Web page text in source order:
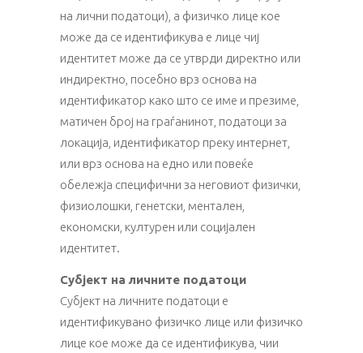
на лични податоци), а физичко лице кое
може да се идентификува е лице чиј
идентитет може да се утврди директно или
индиректно, посебно врз основа на
идентификатор како што се име и презиме,
матичен број на граѓанинот, податоци за
локација, идентификатор преку интернет,
или врз основа на едно или повеќе
обележја специфични за неговиот физички,
физиолошки, генетски, ментален,
економски, културен или социјален
идентитет.
Субјект на личните податоци
Субјект на личните податоци е
идентификувано физичко лице или физичко
лице кое може да се идентификува, чии